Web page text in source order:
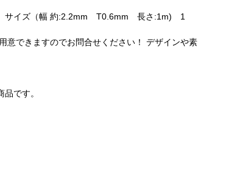
サイズ（幅 約:2.2mm T0.6mm 長さ:1m) 1
意できますのでお問合せください！ デザインや素
です。